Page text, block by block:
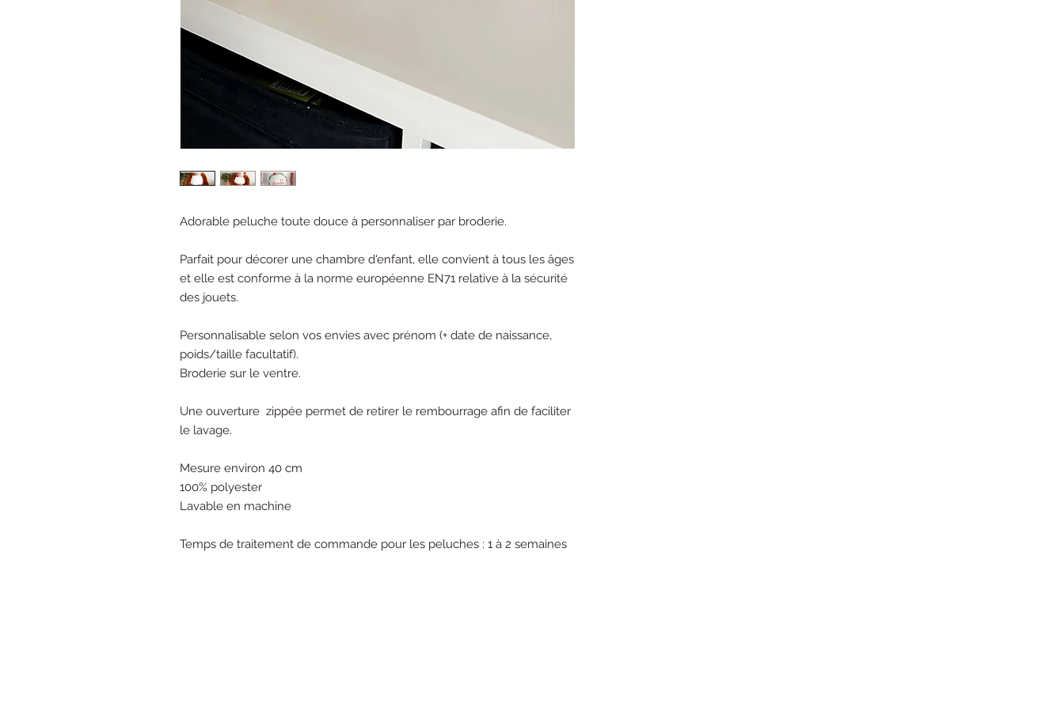
Adorable peluche toute douce à personnaliser par broderie.
Parfait pour décorer une chambre d'enfant, elle convient à tous les âges
et elle est conforme à la norme européenne EN71 relative à la sécurité
des jouets.
Personnalisable selon vos envies avec prénom (+ date de naissance,
poids/taille facultatif).
Broderie sur le ventre.
Une ouverture zippée permet de retirer le rembourrage afin de faciliter
le lavage.
Mesure environ 40 cm
100% polyester
Lavable en machine
Temps de traitement de commande pour les peluches : 1 à 2 semaines